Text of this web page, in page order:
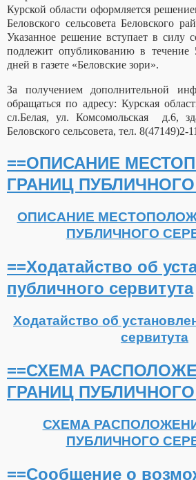
Курской области оформляется
Беловского сельсовета Беловского
Указанное решение вступает в силу
подлежит опубликованию в течение
дней в газете «Беловские зори».
За получением дополнительной
обращаться по адресу: Курская
сл.Белая, ул. Комсомольская д.6,
Беловского сельсовета, тел. 8(47149)2-11
==ОПИСАНИЕ
ГРАНИЦ
ОПИСАНИЕ
ПУБЛИЧНОГО
==Ходатайство об
публичного сервитута
Ходатайство об
сервитута
==СХЕМА
ГРАНИЦ
СХЕМА
ПУБЛИЧНОГО
==Сообщение о